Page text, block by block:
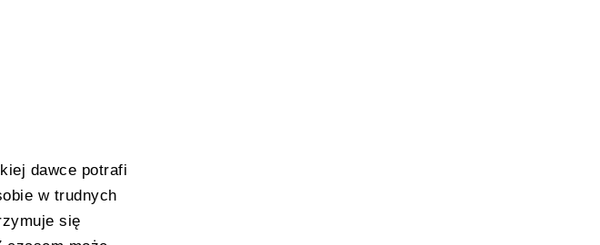
dawce potrafi
w trudnych
się